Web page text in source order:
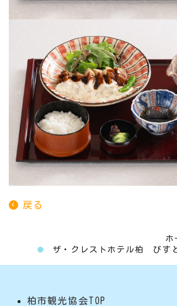
戻る
ホ
ザ・クレストホテル柏 びす
柏市観光協会TOP